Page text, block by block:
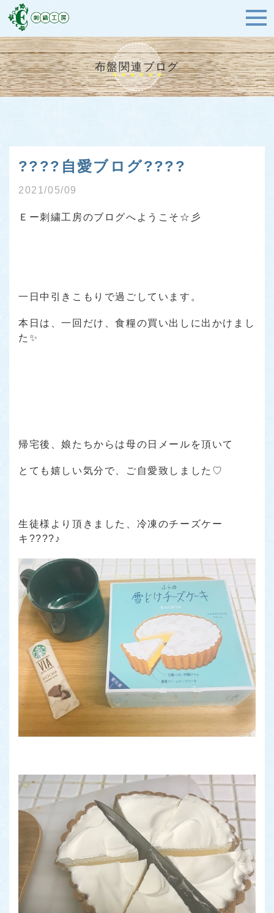
布盤関連ブログ
????自愛ブログ????
2021/05/09
Ｅー刺繍工房のブログへようこそ☆彡
一日中引きこもりで過ごしています。
本日は、一回だけ、食糧の買い出しに出かけまし
た✨
帰宅後、娘たちからは母の日メールを頂いて
とても嬉しい気分で、ご自愛致しました♡
生徒様より頂きました、冷凍のチーズケー
キ????♪